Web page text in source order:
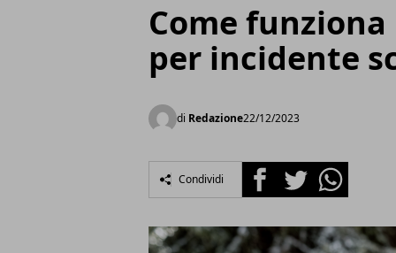
Come
per incidente
di Redazione22/12/2023
Condividi FacebookTwitterWhatsapp